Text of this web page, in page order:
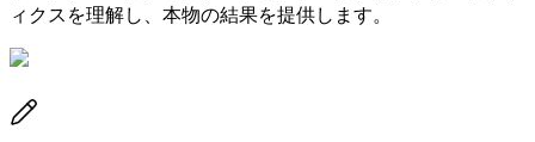
ィクスを理解し、本物の結果を提供します。